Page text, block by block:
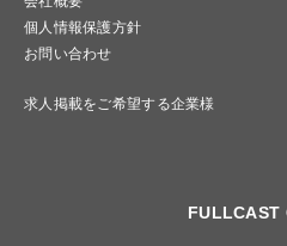
個人情報保護方針
お問い合わせ
求人掲載をご希望する企業様